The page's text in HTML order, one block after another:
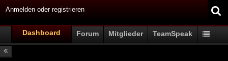
Anmelden oder registrieren
Dashboard Forum Mitglieder TeamSpeak